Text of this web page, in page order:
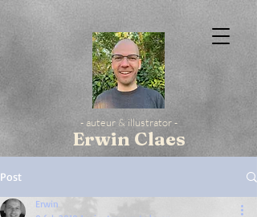
- auteur & illustrator -
Erwin Claes
Post
Erwin